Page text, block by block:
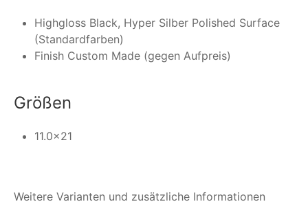
Highgloss Black, Hyper Silber Polished Surface
(Standardfarben)
Finish Custom Made (gegen Aufpreis)
Größen
11.0x21
Weitere Varianten und zusätzliche Informationen